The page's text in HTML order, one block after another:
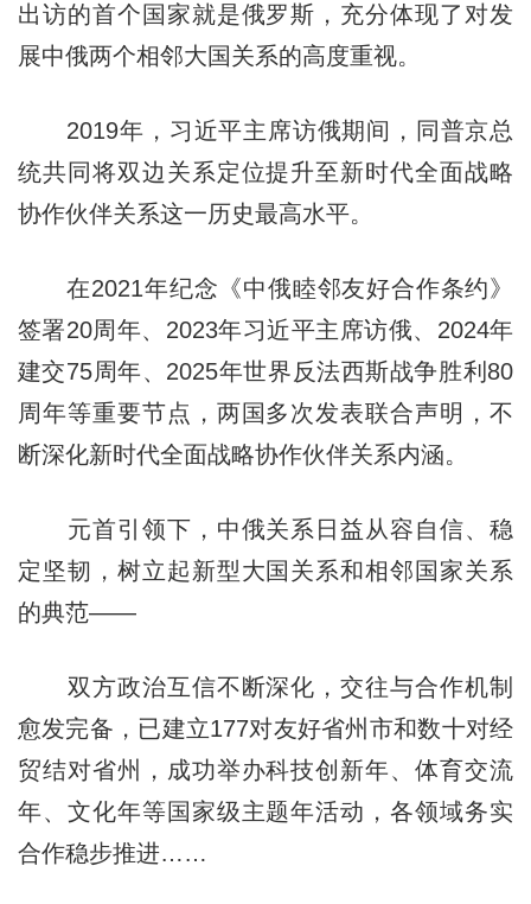
出访的首个国家就是俄罗斯，充分体现了对发
展中俄两个相邻大国关系的高度重视。
2019年，习近平主席访俄期间，同普京总
统共同将双边关系定位提升至新时代全面战略
协作伙伴关系这一历史最高水平。
在2021年纪念《中俄睦邻友好合作条约》
签署20周年、2023年习近平主席访俄、2024年
建交75周年、2025年世界反法西斯战争胜利80
周年等重要节点，两国多次发表联合声明，不
断深化新时代全面战略协作伙伴关系内涵。
元首引领下，中俄关系日益从容自信、稳
定坚韧，树立起新型大国关系和相邻国家关系
的典范——
双方政治互信不断深化，交往与合作机制
愈发完备，已建立177对友好省州市和数十对经
贸结对省州，成功举办科技创新年、体育交流
年、文化年等国家级主题年活动，各领域务实
合作稳步推进……